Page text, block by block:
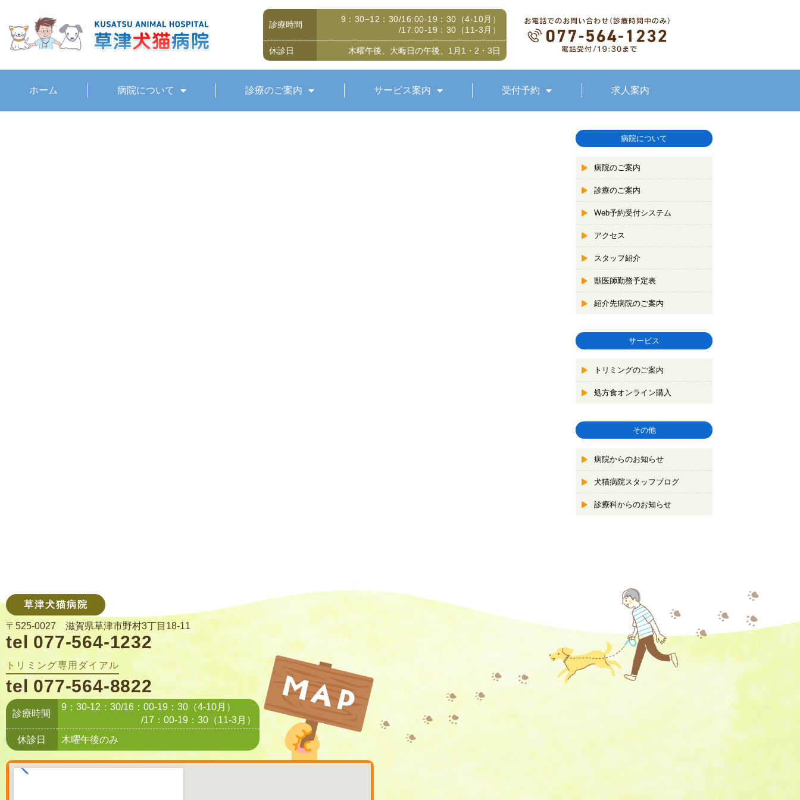
診療時間
9：30−12：30/16:00-19：30（4-10月）
/17:00-19：30（11-3月）
休診日 木曜午後、大晦日の午後、1月1・2・3日
ホーム 病院について 診療のご案内 サービス案内 受付予約 求人案内
病院について
病院のご案内
診療のご案内
Web予約受付システム
アクセス
スタッフ紹介
獣医師勤務予定表
紹介先病院のご案内
サービス
トリミングのご案内
処方食オンライン購入
その他
病院からのお知らせ
犬猫病院スタッフブログ
診療科からのお知らせ
草津犬猫病院
〒525-0027 滋賀県草津市野村3丁目18-11
tel 077-564-1232
トリミング専用ダイアル
tel 077-564-8822
診療時間
9：30-12：30/16：00-19：30（4-10月）
/17：00-19：30（11-3月）
休診日
木曜午後のみ